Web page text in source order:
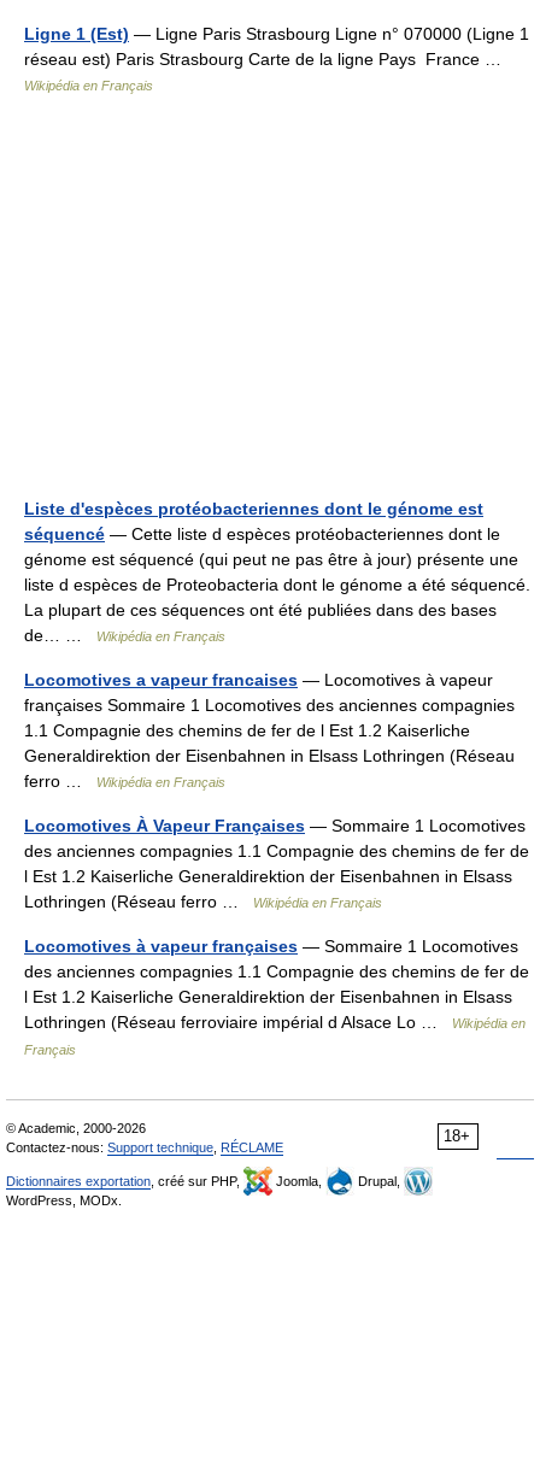
Ligne 1 (Est) — Ligne Paris Strasbourg Ligne n° 070000 (Ligne 1
réseau est) Paris Strasbourg Carte de la ligne Pays France …
Wikipédia en Français
Liste d'espèces protéobacteriennes dont le génome est
séquencé — Cette liste d espèces protéobacteriennes dont le
génome est séquencé (qui peut ne pas être à jour) présente une
liste d espèces de Proteobacteria dont le génome a été séquencé.
La plupart de ces séquences ont été publiées dans des bases
de… …
Wikipédia en Français
Locomotives a vapeur francaises — Locomotives à vapeur
françaises Sommaire 1 Locomotives des anciennes compagnies
1.1 Compagnie des chemins de fer de l Est 1.2 Kaiserliche
Generaldirektion der Eisenbahnen in Elsass Lothringen (Réseau
ferro …
Wikipédia en Français
Locomotives À Vapeur Françaises — Sommaire 1 Locomotives
des anciennes compagnies 1.1 Compagnie des chemins de fer de
l Est 1.2 Kaiserliche Generaldirektion der Eisenbahnen in Elsass
Lothringen (Réseau ferro …
Wikipédia en Français
Locomotives à vapeur françaises — Sommaire 1 Locomotives
des anciennes compagnies 1.1 Compagnie des chemins de fer de
l Est 1.2 Kaiserliche Generaldirektion der Eisenbahnen in Elsass
Lothringen (Réseau ferroviaire impérial d Alsace Lo …
Wikipédia en
Français
18+
© Academic, 2000-2026
Contactez-nous: Support technique RÉCLAME
Dictionnaires exportation , créé sur PHP, Joomla,
Drupal,
WordPress, MODx.